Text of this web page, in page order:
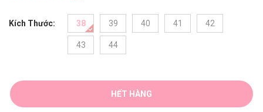
Kích Thước: 38 39 40 41 42
43 44
HẾT HÀNG